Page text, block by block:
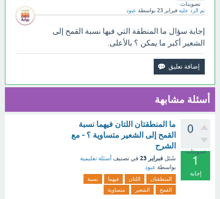
تصويتات
تم الرد عليه فبراير 23 بواسطة عبود
إجابة سؤال ما المنطقة التي فيها نسبة القمح إلى
الشعير أكبر ما يمكن ؟ بالأعلى.
أسئلة مشابهة
0
تصويتات
1
إجابة
ما المنطقتان اللتان فيهما نسبة
القمح إلى الشعير متساوية ؟ - مع
الشرح
سُئل فبراير 23 في تصنيف أسئلة تعليمية
بواسطة عبود
المنطقتان اللتان فيهما
نسبة
القمح
الشعير متساوية